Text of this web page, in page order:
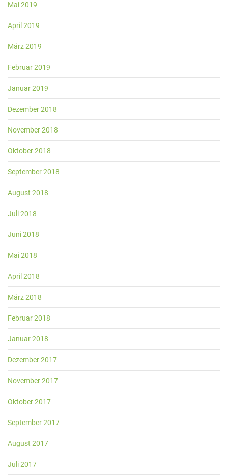
Mai 2019
April 2019
März 2019
Februar 2019
Januar 2019
Dezember 2018
November 2018
Oktober 2018
September 2018
August 2018
Juli 2018
Juni 2018
Mai 2018
April 2018
März 2018
Februar 2018
Januar 2018
Dezember 2017
November 2017
Oktober 2017
September 2017
August 2017
Juli 2017